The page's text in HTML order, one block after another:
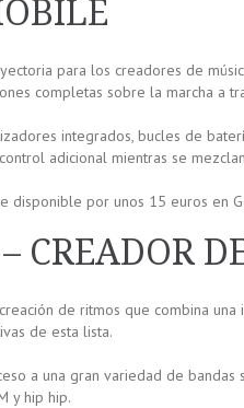
para los creadores de
completas sobre la marcha a
integrados, bucles de
adicional mientras se
disponible por unos 15 euros en
CREADOR
de ritmos que combina
de esta lista.
a una gran variedad de
y hip hip.